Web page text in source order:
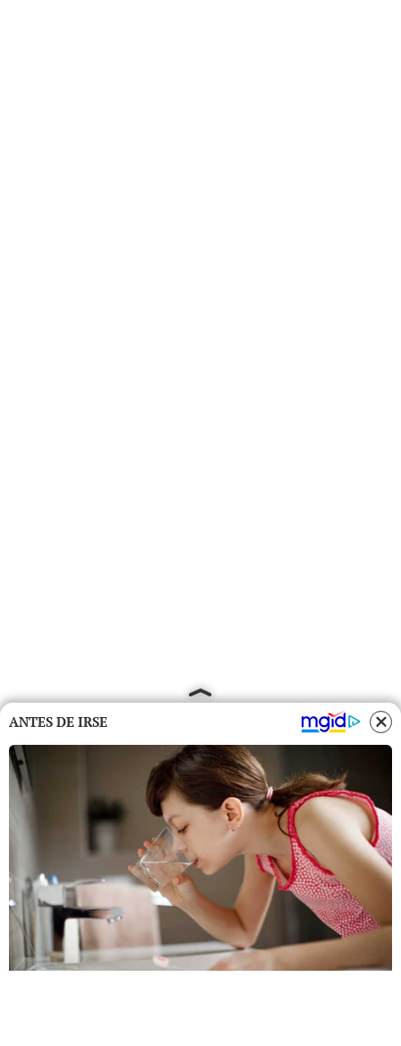
ANTES DE IRSE